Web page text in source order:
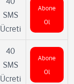
SMS
Ücreti
Abone
Ol
40
SMS
Ücreti
Abone
Ol